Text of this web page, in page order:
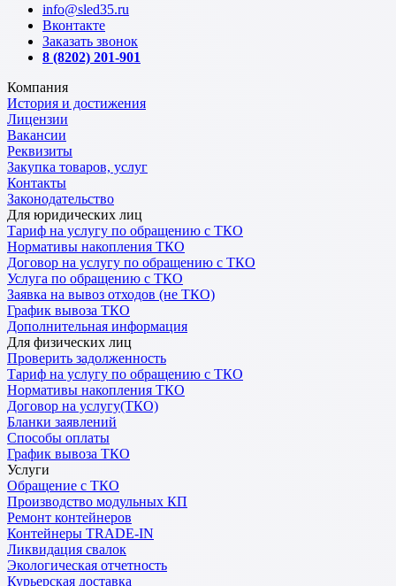
info@sled35.ru
Вконтакте
Заказать звонок
8 (8202) 201-901
Компания
История и достижения
Лицензии
Вакансии
Реквизиты
Закупка товаров, услуг
Контакты
Законодательство
Для юридических лиц
Тариф на услугу по обращению с ТКО
Нормативы накопления ТКО
Договор на услугу по обращению с ТКО
Услуга по обращению с ТКО
Заявка на вывоз отходов (не ТКО)
График вывоза ТКО
Дополнительная информация
Для физических лиц
Проверить задолженность
Тариф на услугу по обращению с ТКО
Нормативы накопления ТКО
Договор на услугу(ТКО)
Бланки заявлений
Способы оплаты
График вывоза ТКО
Услуги
Обращение с ТКО
Производство модульных КП
Ремонт контейнеров
Контейнеры TRADE-IN
Ликвидация свалок
Экологическая отчетность
Курьерская доставка